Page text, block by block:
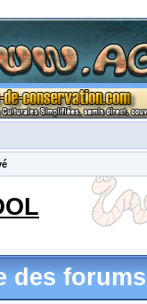
des forums